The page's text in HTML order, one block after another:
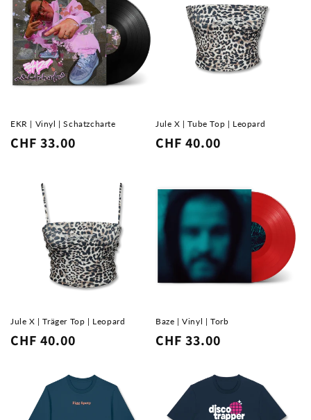
o
r
i
:
EKR | Vinyl | Schatzcharte
Normaler
CHF 33.00
Jule X | Tube Top | Leopard
Normaler
CHF 40.00
Jule X | Träger Top | Leopard
Normaler
CHF 40.00
Baze | Vinyl | Torb
Normaler
CHF 33.00